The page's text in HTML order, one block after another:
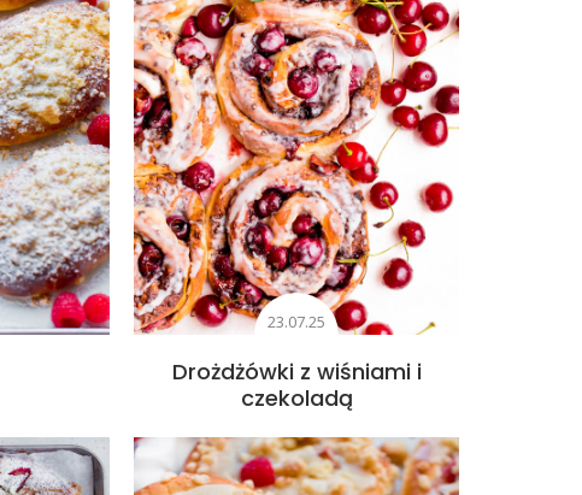
23.07.25
Drożdżówki z wiśniami i
czekoladą